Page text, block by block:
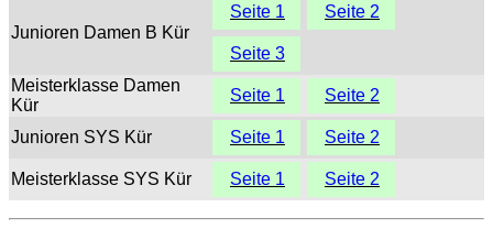
Junioren Damen B Kür
Seite 1 Seite 2
Seite 3
Meisterklasse Damen
Kür
Seite 1 Seite 2
Junioren SYS Kür Seite 1 Seite 2
Meisterklasse SYS Kür Seite 1 Seite 2